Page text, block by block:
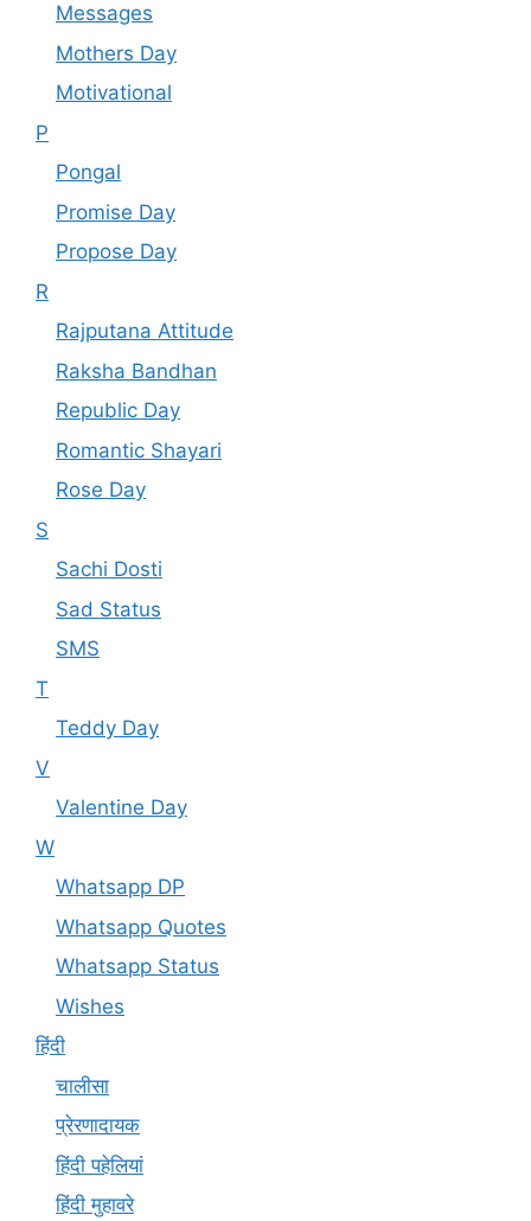
Messages
Mothers Day
Motivational
P
Pongal
Promise Day
Propose Day
R
Rajputana Attitude
Raksha Bandhan
Republic Day
Romantic Shayari
Rose Day
S
Sachi Dosti
Sad Status
SMS
T
Teddy Day
V
Valentine Day
W
Whatsapp DP
Whatsapp Quotes
Whatsapp Status
Wishes
हिंदी
चालीसा
प्रेरणादायक
हिंदी पहेलियां
हिंदी मुहावरे